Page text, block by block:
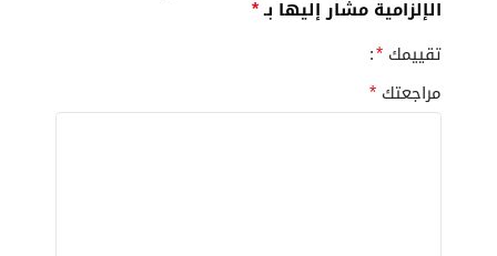
الإلزامية مشار إليها بـ*
تقييمك *
مراجعتك *